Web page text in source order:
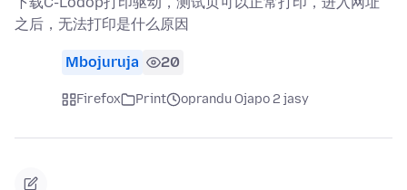
之后，无法打印是什么原因
Mbojuruja 20
Firefox Print oprandu Ojapo 2 jasy